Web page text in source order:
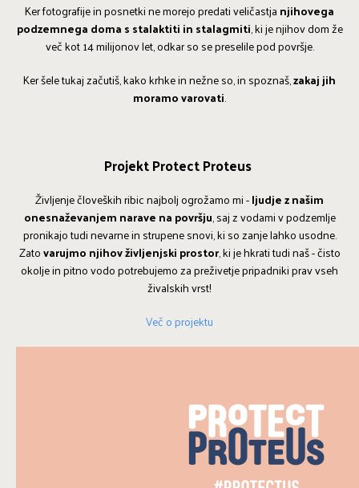
Ker fotografije in posnetki ne morejo predati veličastja njihovega
podzemnega doma s stalaktiti in stalagmiti, ki je njihov dom že
več kot 14 milijonov let, odkar so se preselile pod površje.
Ker šele tukaj začutiš, kako krhke in nežne so, in spoznaš,zakaj jih
moramo varovati.
Projekt Protect Proteus
Življenje človeških ribic najbolj ogrožamo mi -ljudje z našim
onesnaževanjem narave na površju, saj z vodami v podzemlje
pronikajo tudi nevarne in strupene snovi, ki so zanje lahko usodne.
Zatovarujmo njihov življenjski prostor, ki je hkrati tudi naš - čisto
okolje in pitno vodo potrebujemo za preživetje pripadniki prav vseh
živalskih vrst!
Več o projektu